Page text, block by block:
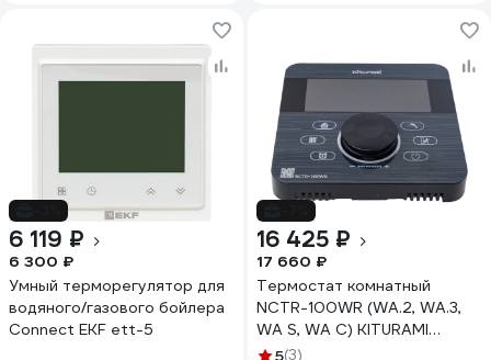
6 119 ₽
6 300 ₽
Умный терморегулятор для
водяного/газового бойлера
Connect EKF ett-5
16 425 ₽
17 660 ₽
Термостат комнатный
NCTR-100WR (WA.2, WA.3,
WA S, WA C) KITURAMI
S121110072
5(3)